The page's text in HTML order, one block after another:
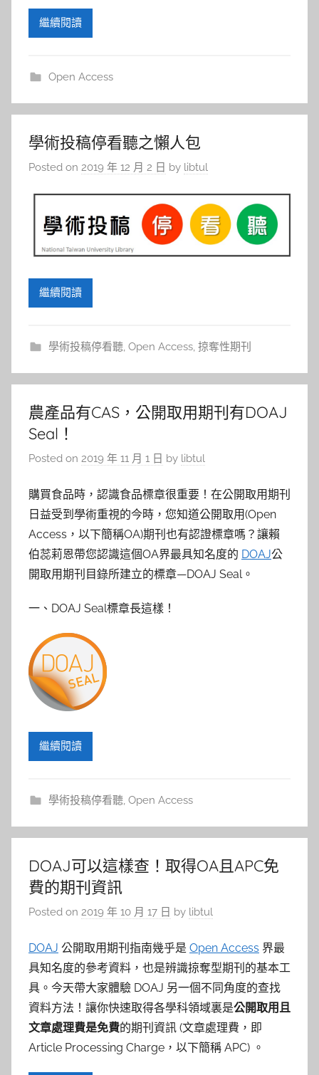
繼續閱讀
Open Access
學術投稿停看聽之懶人包
Posted on 2019 年 12 月 2 日 by libtul
繼續閱讀
學術投稿停看聽, Open Access, 掠奪性期刊
農產品有CAS，公開取用期刊有DOAJ
Seal！
Posted on 2019 年 11 月 1 日 by libtul
購買食品時，認識食品標章很重要！在公開取用期刊
日益受到學術重視的今時，您知道公開取用(Open
Access，以下簡稱OA)期刊也有認證標章嗎？讓賴
伯蕊莉恩帶您認識這個OA界最具知名度的 DOAJ公
開取用期刊目錄所建立的標章—DOAJ Seal。
一、DOAJ Seal標章長這樣！
繼續閱讀
學術投稿停看聽, Open Access
DOAJ可以這樣查！取得OA且APC免
費的期刊資訊
Posted on 2019 年 10 月 17 日 by libtul
DOAJ 公開取用期刊指南幾乎是 Open Access 界最
具知名度的參考資料，也是辨識掠奪型期刊的基本工
具。今天帶大家體驗 DOAJ 另一個不同角度的查找
資料方法！讓你快速取得各學科領域裏是公開取用且
文章處理費是免費的期刊資訊 (文章處理費，即
Article Processing Charge，以下簡稱 APC) 。